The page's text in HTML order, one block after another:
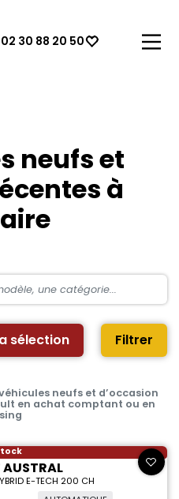
02 30 88 20 50
neufs et
à
sélection Filtrer
neufs et d’occasion
en achat comptant ou en
AUSTRAL
E-TECH 200 CH